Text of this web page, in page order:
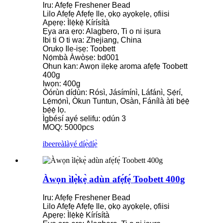
Iru: Afẹfẹ Freshener Bead
Lilo Afẹfẹ Afẹfẹ Ile, ọkọ ayọkẹlẹ, ọfiisi
Apẹrẹ: Ìlẹ̀kẹ̀ Kírísítà
Ẹya ara ẹrọ: Alagbero, Ti o ni iṣura
Ibi ti O ti wa: Zhejiang, China
Orukọ Ile-iṣẹ: Toobett
Nọ́mbà Àwòṣe: bd001
Ohun kan: Awọn ilẹkẹ aroma afẹfẹ Toobett
400g
Iwọn: 400g
Òórùn dídùn: Rósì, Jásímínì, Láfánì, Ṣẹ́rí,
Lẹ́mọ́nì, Òkun Tuntun, Osàn, Fánílà àti bẹ́ẹ̀
bẹ́ẹ̀ lọ.
Ìgbésí ayé selifu: ọdún 3
MOQ: 5000pcs
ibeereàlàyé díẹ̀díẹ̀
Àwọn ìlẹ̀kẹ̀ adùn afẹ́fẹ́ Toobett 400g
Iru: Afẹfẹ Freshener Bead
Lilo Afẹfẹ Afẹfẹ Ile, ọkọ ayọkẹlẹ, ọfiisi
Apẹrẹ: Ìlẹ̀kẹ̀ Kírísítà